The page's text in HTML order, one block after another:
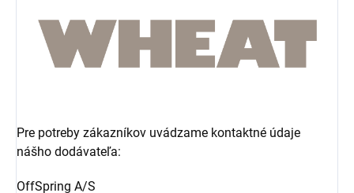
Pre potreby zákazníkov uvádzame kontaktné údaje
nášho dodávateľa:
OffSpring A/S